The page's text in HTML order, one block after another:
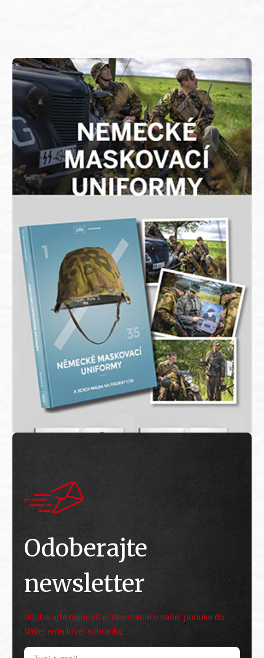
Odoberajte
newsletter
Odoberajte najnovšie informácie o našej ponuke do
Vašej emailovej schránky.